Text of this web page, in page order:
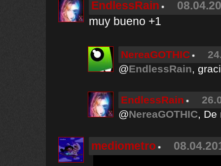
EndlessRain
muy bueno +1
NereaGOTHIC
@EndlessRain,
EndlessRain
@NereaGOTHIC, De
mediometro